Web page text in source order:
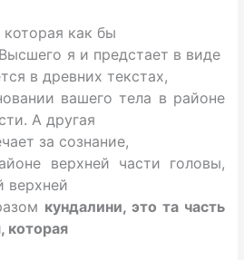
как бы
я и предстает в виде
в древних текстах,
вашего тела в районе
А другая
за сознание,
верхней части головы,
верхней
кундалини, это та часть
которая